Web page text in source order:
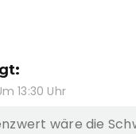
13:30 Uhr
wäre die